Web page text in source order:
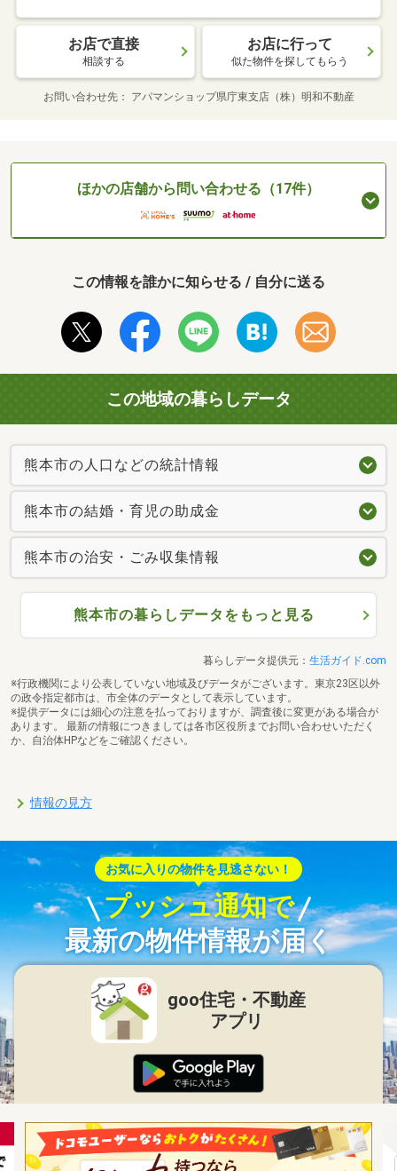
お店で直接
相談する
お店に行って
似た物件を探してもらう
お問い合わせ先 アパマンショップ県庁東支店（株）明和不動産
ほかの店舗から問い合わせる（17件）
この情報を誰かに知らせる / 自分に送る
この地域の暮らしデータ
熊本市の人口などの統計情報
熊本市の結婚・育児の助成金
熊本市の治安・ごみ収集情報
熊本市の暮らしデータをもっと見る
暮らしデータ提供元： 生活ガイド.com
※行政機関により公表していない地域及びデータがございます。東京23区以外
の政令指定都市は、市全体のデータとして表示しています。
※提供データには細心の注意を払っておりますが、調査後に変更がある場合が
あります。 最新の情報につきましては各市区役所までお問い合わせいただく
か、自治体HPなどをご確認ください。
情報の見方
お気に入りの物件を見逃さない！
プッシュ通知で
最新の物件情報が届く
goo住宅・不動産
アプリ